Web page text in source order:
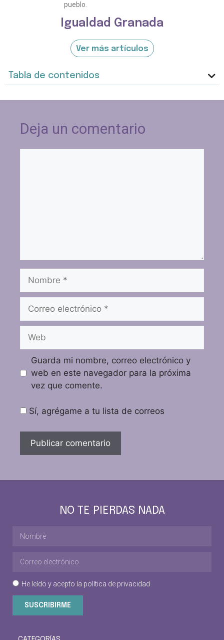
Igualdad Granada
Ver más artículos
Tabla de contenidos
pueblo.
Deja un comentario
Guarda mi nombre, correo electrónico y
web en este navegador para la próxima
vez que comente.
Sí, agrégame a tu lista de correos
NO TE PIERDAS NADA
He leído y acepto la política de privacidad
SUSCRIBIRME